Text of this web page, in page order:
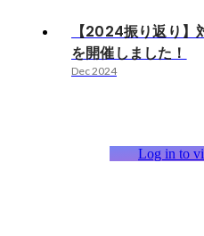
【2024振り返り】
を開催しました！
Dec 2024
Log in to